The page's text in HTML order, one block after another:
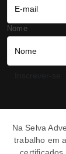
Nome
Na Selva
trabalho em